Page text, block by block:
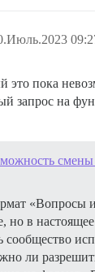
это пока
запрос на
«Вопросы
но в
сообщество
ли